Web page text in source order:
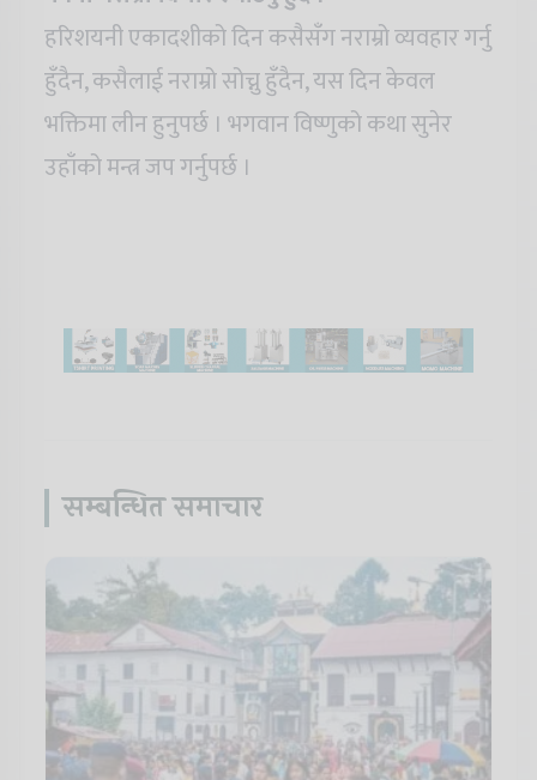
हरिशयनी एकादशीको दिन कसैसँग नराम्रो व्यवहार गर्नु
हुँदैन, कसैलाई नराम्रो सोच्नु हुँदैन, यस दिन केवल
भक्तिमा लीन हुनुपर्छ । भगवान विष्णुको कथा सुनेर
उहाँको मन्त्र जप गर्नुपर्छ ।
सम्बन्धित समाचार